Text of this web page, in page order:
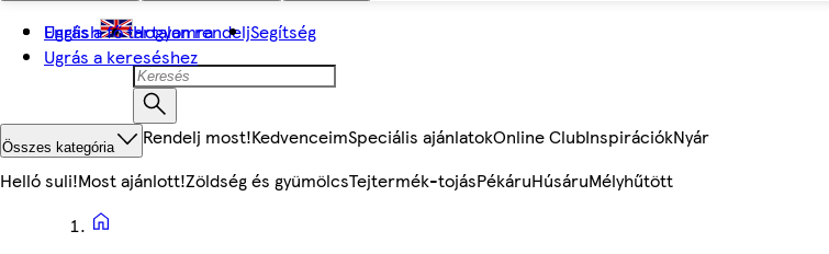
Ugrás a fő tartalomra
Ugrás a kereséshez
English Hogyan rendeljSegítség
Összes kategória Rendelj most!KedvenceimSpeciális ajánlatokOnline ClubInspirációkNyár
Helló suli!Most ajánlott!Zöldség és gyümölcsTejtermék-tojásPékáruHúsáruMélyhűtött